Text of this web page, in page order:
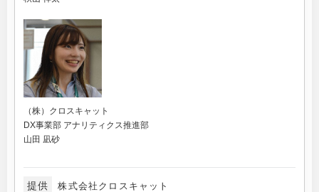
（株）クロスキャット
DX事業部 アナリティクス推進部
山田 凪砂
提供 株式会社クロスキャット